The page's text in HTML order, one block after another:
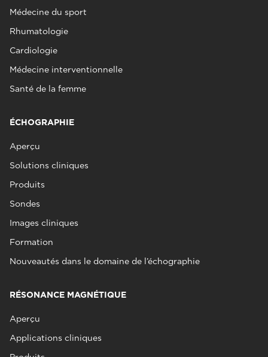
Médecine du sport
Rhumatologie
Cardiologie
Médecine interventionnelle
Santé de la femme
ÉCHOGRAPHIE
Aperçu
Solutions cliniques
Produits
Sondes
Images cliniques
Formation
Nouveautés dans le domaine de l’échographie
RÉSONANCE MAGNÉTIQUE
Aperçu
Applications cliniques